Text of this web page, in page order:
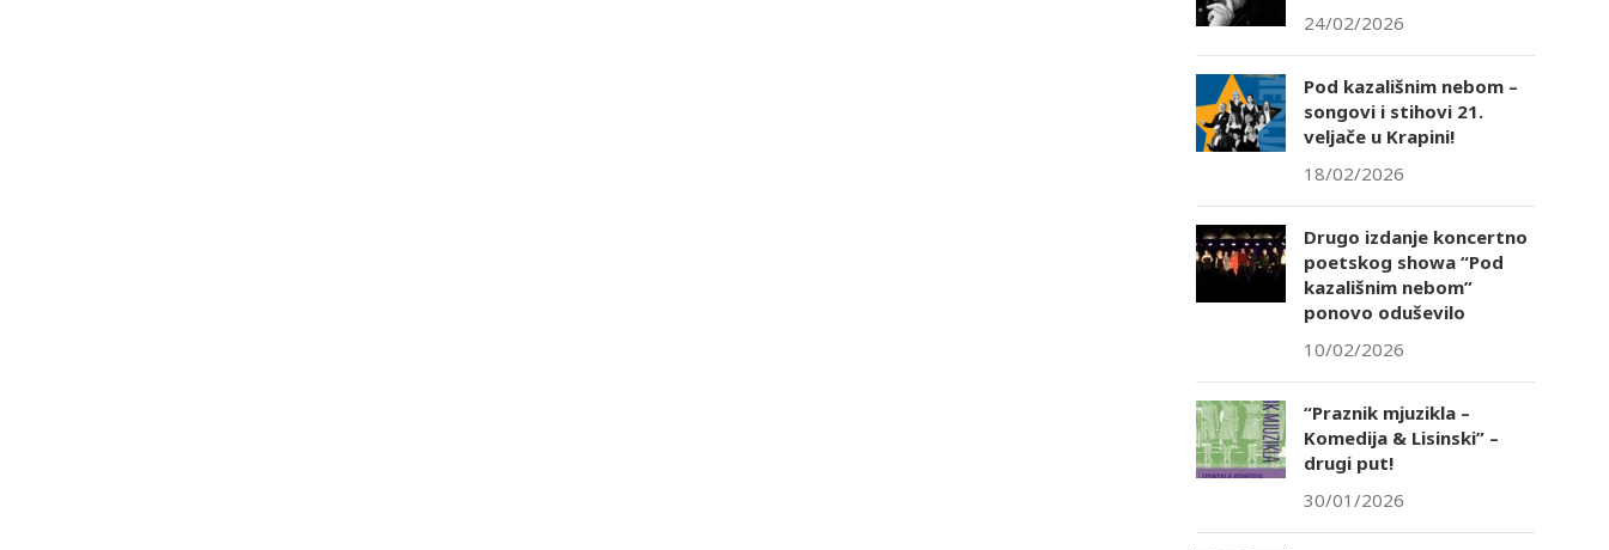
24/02/2026
Pod kazališnim nebom –
songovi i stihovi 21.
veljače u Krapini!
18/02/2026
Drugo izdanje koncertno
poetskog showa “Pod
kazališnim nebom”
ponovo oduševilo
10/02/2026
“Praznik mjuzikla –
Komedija & Lisinski” –
drugi put!
30/01/2026